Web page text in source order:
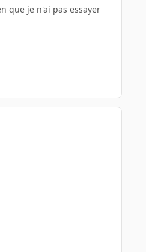
que je n'ai pas essayer